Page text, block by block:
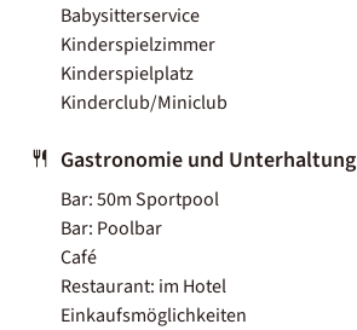
Babysitterservice
Kinderspielzimmer
Kinderspielplatz
Kinderclub/Miniclub
Gastronomie und Unterhaltung
Bar: 50m Sportpool
Bar: Poolbar
Café
Restaurant: im Hotel
Einkaufsmöglichkeiten